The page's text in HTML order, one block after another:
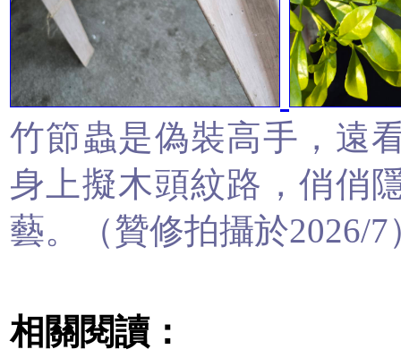
竹節蟲是偽裝高手，遠
身上擬木頭紋路，俏俏
藝。
（贊修拍攝於2026/7
相關閱讀：